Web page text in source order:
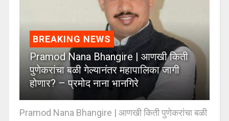
BREAKING NEWS
Pramod Nana Bhangire | आणखी किती
पुणेकरांचा बळी गेल्यानंतर महापालिका जागी
होणार? – प्रमोद नाना भानगिरे
Pramod Nana Bhangire | आणखी किती पुणेकरांचा बळी